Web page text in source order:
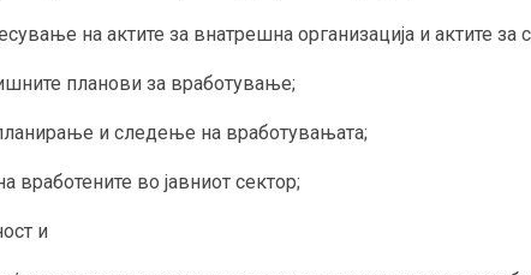
на актите за внатрешна организација и актите за
планови за вработување;
и следење на вработувањата;
во јавниот сектор;
и